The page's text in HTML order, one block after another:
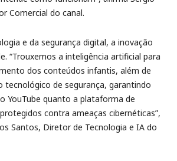
Comercial do canal.
e da segurança digital, a inovação
“Trouxemos a inteligência artificial para
dos conteúdos infantis, além de
de segurança, garantindo
YouTube quanto a plataforma de
contra ameaças cibernéticas”,
Santos, Diretor de Tecnologia e IA do